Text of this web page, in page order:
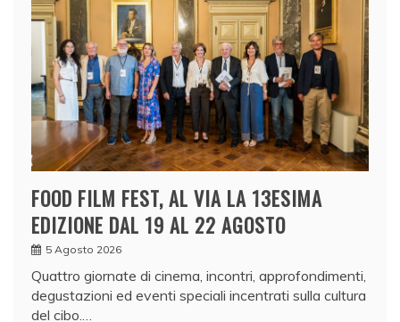
FOOD FILM FEST, AL VIA LA 13ESIMA
EDIZIONE DAL 19 AL 22 AGOSTO
5 Agosto 2026
Quattro giornate di cinema, incontri, approfondimenti,
degustazioni ed eventi speciali incentrati sulla cultura
del cibo.…